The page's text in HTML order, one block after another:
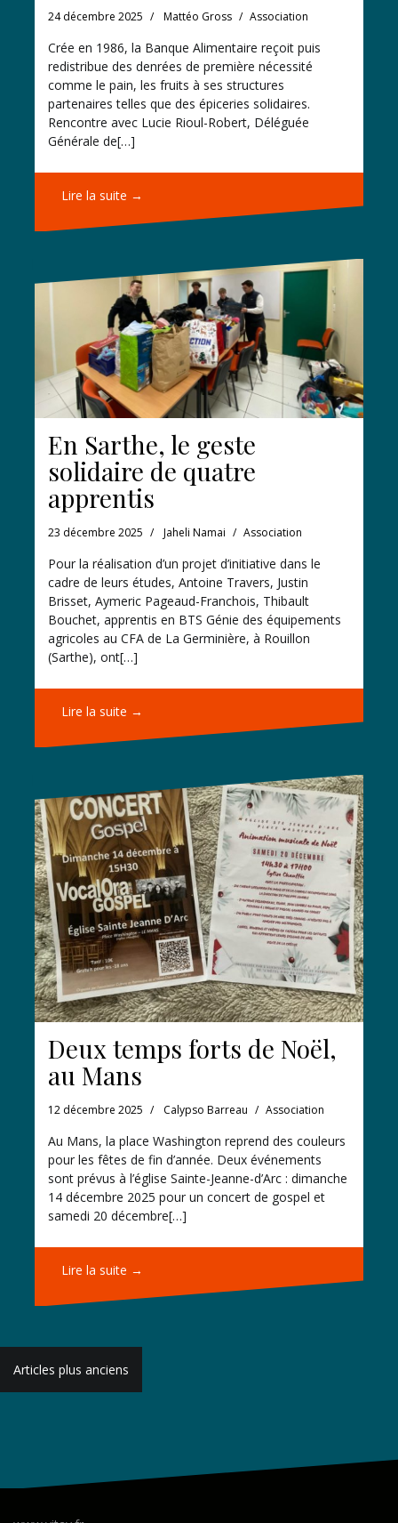
24 décembre 2025 Mattéo Gross Association
Crée en 1986, la Banque Alimentaire reçoit puis
redistribue des denrées de première nécessité
comme le pain, les fruits à ses structures
partenaires telles que des épiceries solidaires.
Rencontre avec Lucie Rioul-Robert, Déléguée
Générale de[…]
Lire la suite →
En Sarthe, le geste
solidaire de quatre
apprentis
23 décembre 2025 Jaheli Namai Association
Pour la réalisation d’un projet d’initiative dans le
cadre de leurs études, Antoine Travers, Justin
Brisset, Aymeric Pageaud-Franchois, Thibault
Bouchet, apprentis en BTS Génie des équipements
agricoles au CFA de La Germinière, à Rouillon
(Sarthe), ont[…]
Lire la suite →
Deux temps forts de Noël,
au Mans
12 décembre 2025 Calypso Barreau Association
Au Mans, la place Washington reprend des couleurs
pour les fêtes de fin d’année. Deux événements
sont prévus à l’église Sainte-Jeanne-d’Arc : dimanche
14 décembre 2025 pour un concert de gospel et
samedi 20 décembre[…]
Lire la suite →
Navigation
des
Articles plus anciens